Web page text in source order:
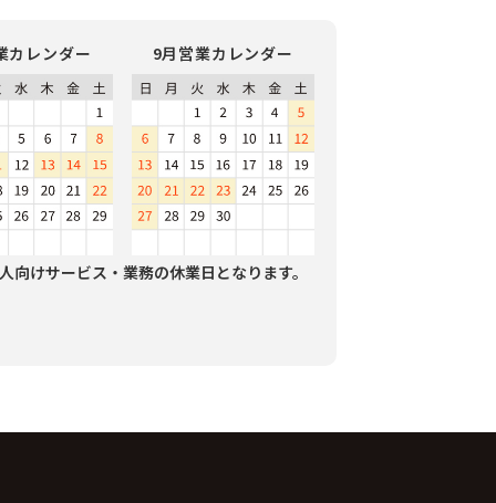
カレンダー 9月営業カレンダー
向けサービス・業務の休業日となります。